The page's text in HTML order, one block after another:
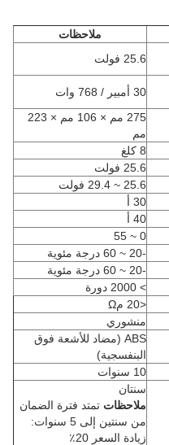
ملاحظات
25.6 فولت
30 أمبير / 768 وات
275 مم × 106 مم × 223
مم
8 كلغ
25.6 فولت
25.6 ~ 29.4 فولت
30 أ
40 أ
0 ~ 55
-20 ~ 60 درجة مئوية
-20 ~ 60 درجة مئوية
> 2000 دورة
<20 مΩ
منشوري
ABS (مضاد للأشعة فوق
البنفسجية)
10 سنوات
سنتان
ملاحظات تمتد فترة الضمان
من سنتين إلى 5 سنوات:
زيادة السعر 20٪